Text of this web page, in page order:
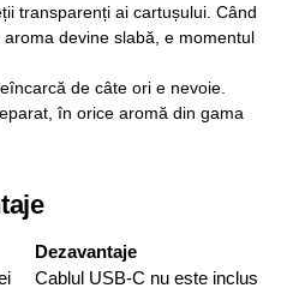
transparenți ai cartușului. Când
devine slabă, e momentul
de câte ori e nevoie.
în orice aromă din gama
Dezavantaje
Cablul USB-C nu este inclus